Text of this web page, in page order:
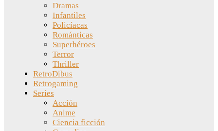
Dramas
Infantiles
Policíacas
Románticas
Superhéroes
Terror
Thriller
RetroDibus
Retrogaming
Series
Acción
Anime
Ciencia ficción